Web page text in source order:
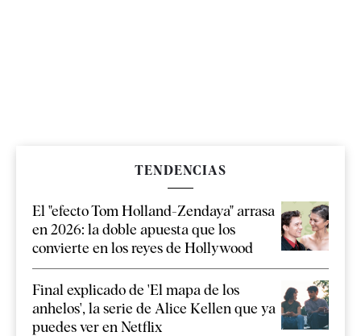
TENDENCIAS
El "efecto Tom Holland-Zendaya" arrasa
en 2026: la doble apuesta que los
convierte en los reyes de Hollywood
Final explicado de 'El mapa de los
anhelos', la serie de Alice Kellen que ya
puedes ver en Netflix